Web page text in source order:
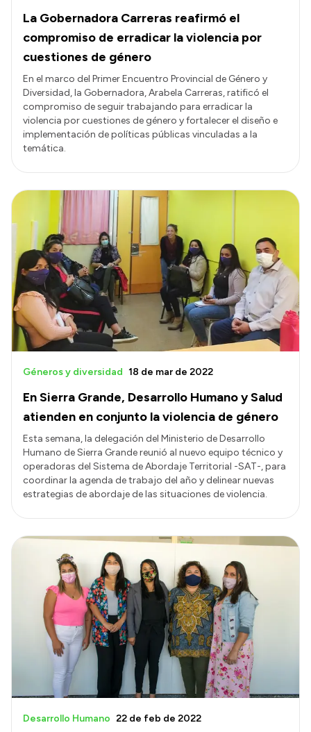
Consulta de pago a proveedores
Convocatorias
Intranet
Login
La Gobernadora Carreras reafirmó el
compromiso de erradicar la violencia por
cuestiones de género
En el marco del Primer Encuentro Provincial de Género y
Diversidad, la Gobernadora, Arabela Carreras, ratificó el
compromiso de seguir trabajando para erradicar la
violencia por cuestiones de género y fortalecer el diseño e
implementación de políticas públicas vinculadas a la
temática.
En Sierra Grande, Desarrollo Humano y Salud
atienden en conjunto la violencia de género
Géneros y diversidad 18 de mar de 2022
Esta semana, la delegación del Ministerio de Desarrollo
Humano de Sierra Grande reunió al nuevo equipo técnico y
operadoras del Sistema de Abordaje Territorial -SAT-, para
coordinar la agenda de trabajo del año y delinear nuevas
estrategias de abordaje de las situaciones de violencia.
Desarrollo Humano 22 de feb de 2022